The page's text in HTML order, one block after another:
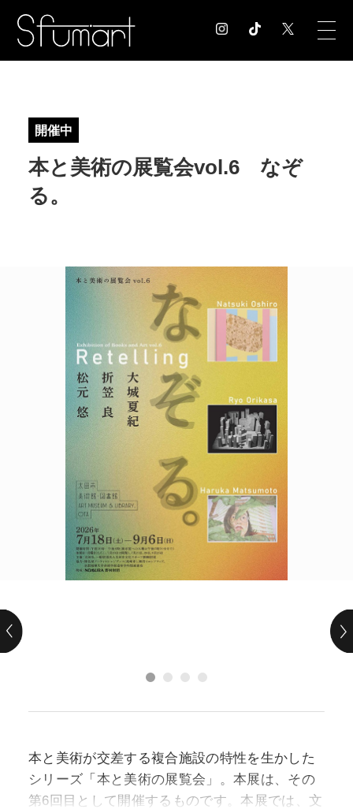
EXHIBITION 展覧会情報
CONTACT
POLICY COMPANY
開催中
本と美術の展覧会vol.6 なぞ
る。
本と美術が交差する複合施設の特性を生かした
シリーズ「本と美術の展覧会」。本展は、その
第6回目として開催するものです。本展では、文